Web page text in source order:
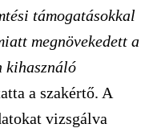
támogatásokkal
megnövekedett a
kihasználó
a szakértő. A
vizsgálva